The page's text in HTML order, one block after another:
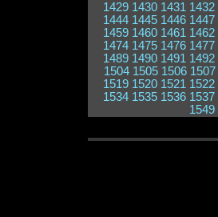
1429 1430 1431 1432
1444 1445 1446 1447
1459 1460 1461 1462
1474 1475 1476 1477
1489 1490 1491 1492
1504 1505 1506 1507
1519 1520 1521 1522
1534 1535 1536 1537
1549